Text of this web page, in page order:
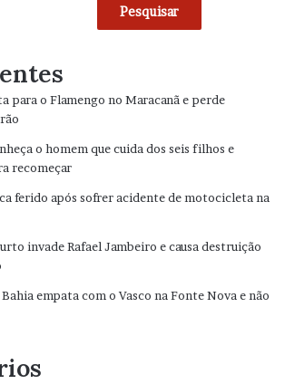
Pesquisar
para o Flamengo no Maracanã e perde
o homem que cuida dos seis filhos e
recomeçar
ferido após sofrer acidente de motocicleta na
invade Rafael Jambeiro e causa destruição
empata com o Vasco na Fonte Nova e não